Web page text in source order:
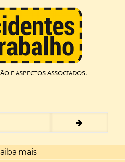
E ASPECTOS ASSOCIADOS.
mais